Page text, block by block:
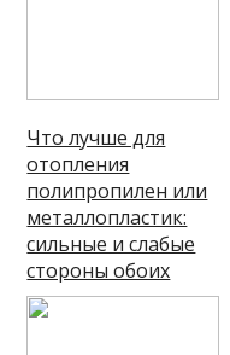
Что лучше для
отопления
полипропилен или
металлопластик:
сильные и слабые
стороны обоих